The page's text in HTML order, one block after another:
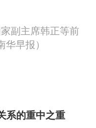
副主席韩正等前
早报）
系的重中之重